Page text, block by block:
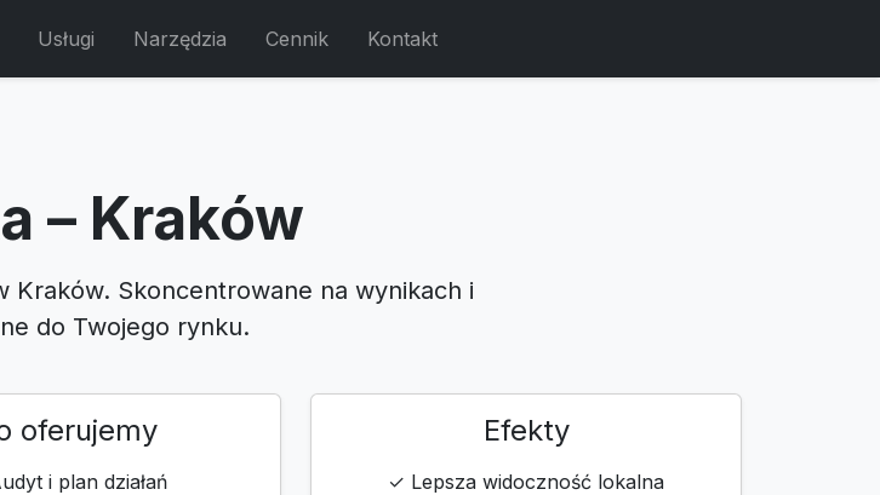
Usługi Narzędzia Cennik Kontakt
– Kraków
Kraków. Skoncentrowane na wynikach i
do Twojego rynku.
oferujemy
i plan działań
Efekty
✓ Lepsza widoczność lokalna